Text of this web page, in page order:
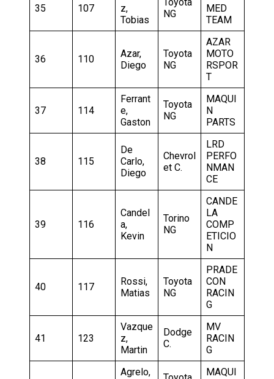
35 107
z,
Tobias
NG
MED
TEAM
36 110
Azar,
Diego
Toyota
NG
AZAR
MOTO
RSPOR
T
37 114
Ferrant
e,
Gaston
Toyota
NG
MAQUI
N
PARTS
38 115
De
Carlo,
Diego
Chevrol
et C.
LRD
PERFO
NMAN
CE
39 116
Candel
a,
Kevin
Torino
NG
CANDE
LA
COMP
ETICIO
N
40 117
Rossi,
Matias
Toyota
NG
PRADE
CON
RACIN
G
41 123
Vazque
z,
Martin
Dodge
C.
MV
RACIN
G
Agrelo,
MAQUI